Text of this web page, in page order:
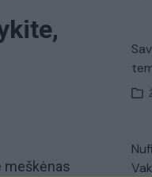
meškėnas